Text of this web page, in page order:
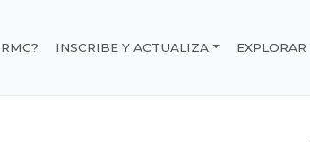
Museos de
INSCRIBE Y ACTUALIZA